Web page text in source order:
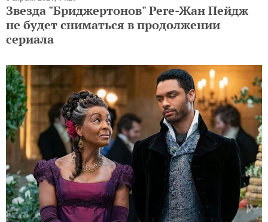
Звезда "Бриджертонов" Реге-Жан Пейдж
не будет сниматься в продолжении
сериала